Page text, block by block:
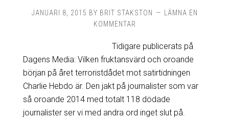
JANUARI 8, 2015 BY BRIT STAKSTON
LÄMNA EN
KOMMENTAR
Tidigare publicerats på
Dagens Media: Vilken fruktansvärd och oroande
början på året terroristdådet mot satirtidningen
Charlie Hebdo är. Den jakt på journalister som var
så oroande 2014 med totalt 118 dödade
journalister ser vi med andra ord inget slut på.